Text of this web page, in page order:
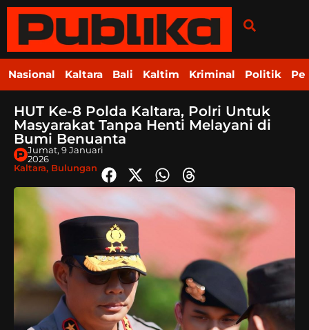
Nasional Kaltara Bali Kaltim Kriminal Politik
HUT Ke-8 Polda Kaltara, Polri Untuk
Masyarakat Tanpa Henti Melayani di
Bumi Benuanta
Jumat, 9 Januari
2026
Kaltara, Bulungan